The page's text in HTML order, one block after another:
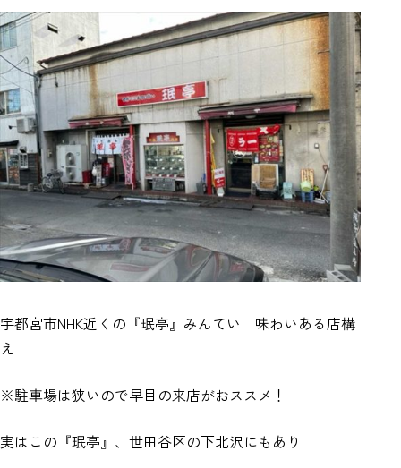
宇都宮市NHK近くの『珉亭』みんてい 味わいある店構
え
※駐車場は狭いので早目の来店がおススメ！
実はこの『珉亭』、世田谷区の下北沢にもあり